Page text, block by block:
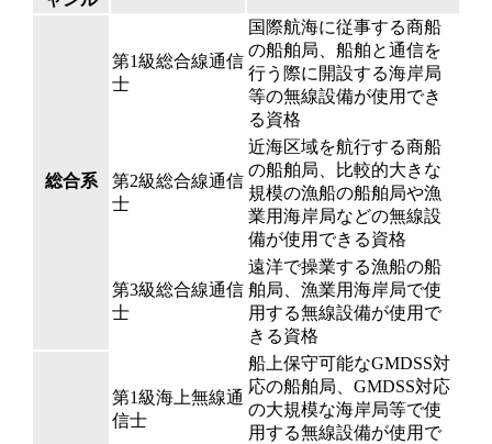
総合系
第1級総合線通信
士
国際航海に従事する商船
の船舶局、船舶と通信を
行う際に開設する海岸局
等の無線設備が使用でき
る資格
第2級総合線通信
士
近海区域を航行する商船
の船舶局、比較的大きな
規模の漁船の船舶局や漁
業用海岸局などの無線設
備が使用できる資格
第3級総合線通信
士
遠洋で操業する漁船の船
舶局、漁業用海岸局で使
用する無線設備が使用で
きる資格
第1級海上無線通
信士
船上保守可能なGMDSS対
応の船舶局、GMDSS対応
の大規模な海岸局等で使
用する無線設備が使用で